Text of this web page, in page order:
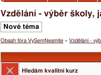
Vzdělání - výběr školy,
Nové téma
Obsah fóra VySemNesmíte » Vzdělání -
Hledám kvalitní kurz